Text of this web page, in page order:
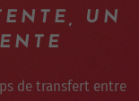
UN
de transfert entre